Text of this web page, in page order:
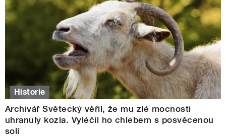
Historie
Archivář Světecký věřil, že mu zlé mocnosti
uhranuly kozla. Vyléčil ho chlebem s posvěcenou
solí